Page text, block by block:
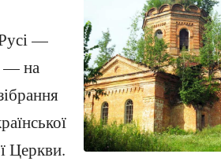
—
— на
Церкви.